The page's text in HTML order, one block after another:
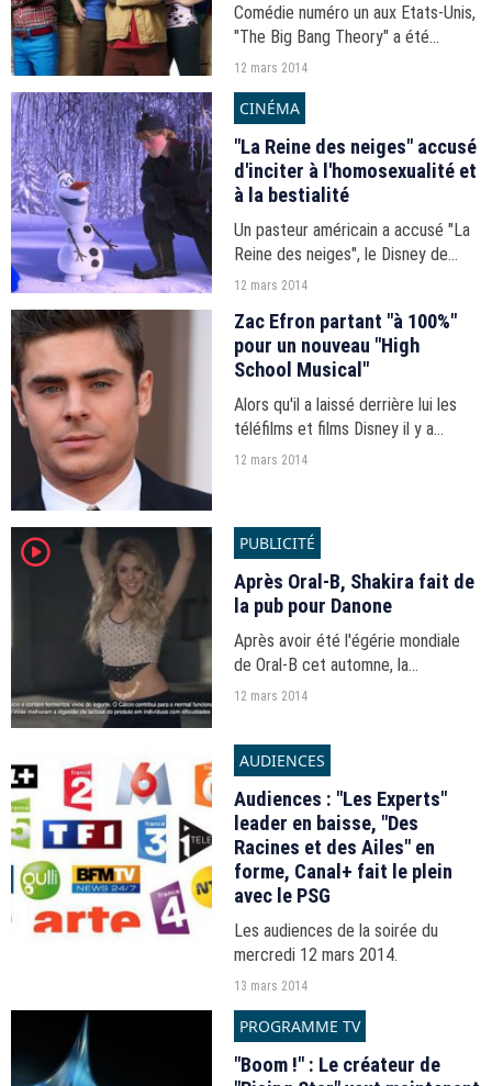
Comédie numéro un aux Etats-Unis,
"The Big Bang Theory" a été
renouvelée pour trois saisons d'un
CBS commande trois saisons de la
série.
12 mars 2014
CINÉMA
"La Reine des neiges" accusé
d'inciter à l'homosexualité et
à la bestialité
Un pasteur américain a accusé "La
Reine des neiges", le Disney de
Noël 2013, d'inciter les jeunes à
12 mars 2014
Zac Efron partant "à 100%"
pour un nouveau "High
School Musical"
Alors qu'il a laissé derrière lui les
téléfilms et films Disney il y a
plusieurs années, Zac Efron a
12 mars 2014
player2 PUBLICITÉ
Après Oral-B, Shakira fait de
la pub pour Danone
Après avoir été l'égérie mondiale
de Oral-B cet automne, la
chanteuse Shakira est au centre de
12 mars 2014
AUDIENCES
Audiences : "Les Experts"
leader en baisse, "Des
Racines et des Ailes" en
forme, Canal+ fait le plein
avec le PSG
Les audiences de la soirée du
mercredi 12 mars 2014.
13 mars 2014
PROGRAMME TV
"Boom !" : Le créateur de